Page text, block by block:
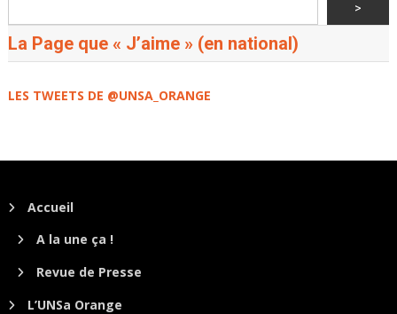
>
La Page que « J’aime » (en national)
LES TWEETS DE @UNSA_ORANGE
Accueil
A la une ça !
Revue de Presse
L’UNSa Orange